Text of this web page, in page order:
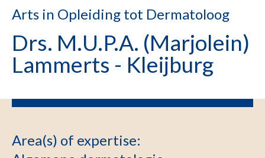
Arts in Opleiding tot Dermatoloog
Drs. M.U.P.A. (Marjolein)
Lammerts - Kleijburg
Area(s) of expertise: